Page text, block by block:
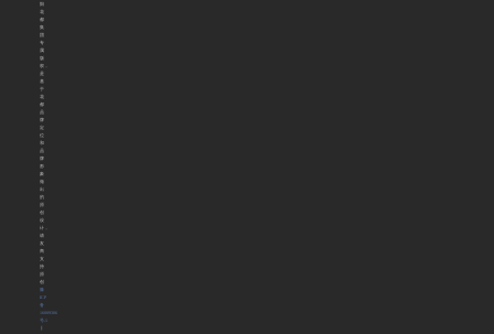
都
专
版
都
牌
位
和
牌
做
出
的
创
设
计，
友
支
持
创
ICP
备
16009306
号-1